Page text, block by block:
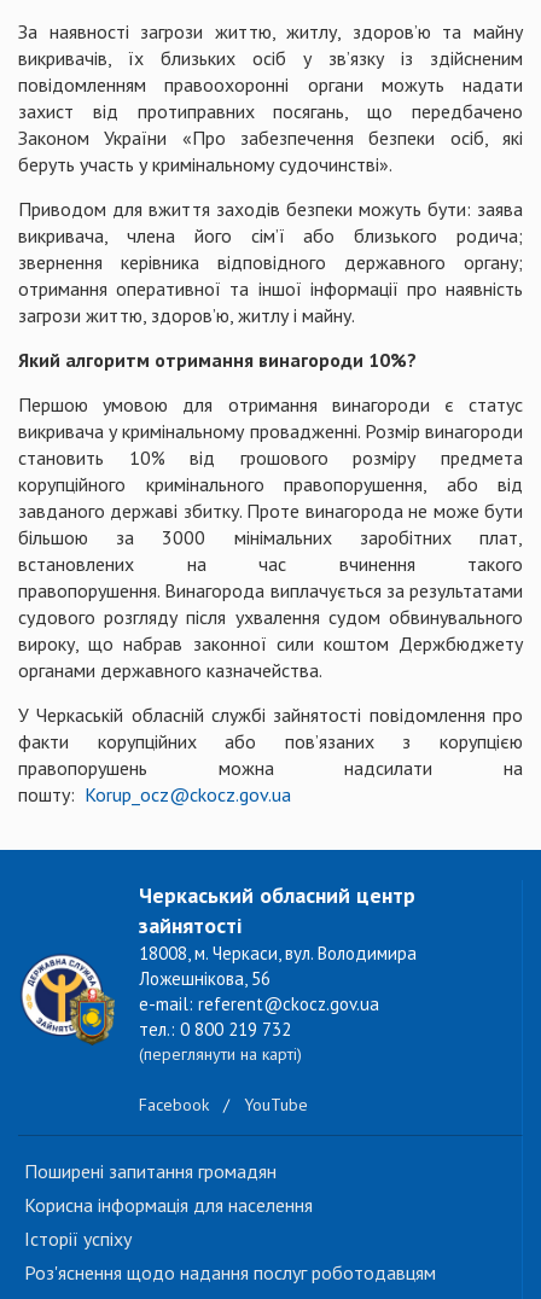
За наявності загрози життю, житлу, здоров’ю та майну
викривачів, їх близьких осіб у зв’язку із здійсненим
повідомленням правоохоронні органи можуть надати
захист від протиправних посягань, що передбачено
Законом України «Про забезпечення безпеки осіб, які
беруть участь у кримінальному судочинстві».
Приводом для вжиття заходів безпеки можуть бути: заява
викривача, члена його сім’ї або близького родича;
звернення керівника відповідного державного органу;
отримання оперативної та іншої інформації про наявність
загрози життю, здоров’ю, житлу і майну.
Який алгоритм отримання винагороди 10%?
Першою умовою для отримання винагороди є статус
викривача у кримінальному провадженні. Розмір винагороди
становить 10% від грошового розміру предмета
корупційного кримінального правопорушення, або від
завданого державі збитку. Проте винагорода не може бути
більшою за 3000 мінімальних заробітних плат,
встановлених на час вчинення такого
правопорушення. Винагорода виплачується за результатами
судового розгляду після ухвалення судом обвинувального
вироку, що набрав законної сили коштом Держбюджету
органами державного казначейства.
У Черкаській обласній службі зайнятості повідомлення про
факти корупційних або пов’язаних з корупцією
правопорушень можна надсилати на
пошту: Korup_ocz@ckocz.gov.ua
Черкаський обласний центр
зайнятості
18008, м. Черкаси, вул. Володимира
Ложешнікова, 56
e-mail: referent@ckocz.gov.ua
тел.: 0 800 219 732
(переглянути на карті)
Facebook / YouTube
Поширені запитання громадян
Корисна інформація для населення
Історії успіху
Роз'яснення щодо надання послуг роботодавцям